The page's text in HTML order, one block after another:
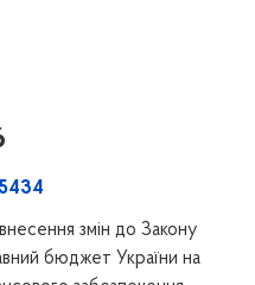
змін до Закону
бюджет України на